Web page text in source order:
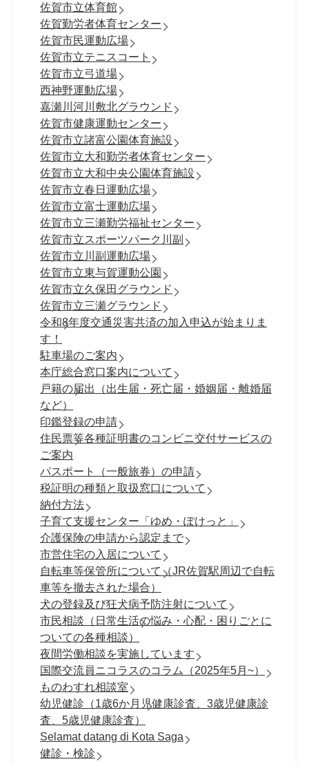
佐賀市立体育館
佐賀勤労者体育センター
佐賀市民運動広場
佐賀市立テニスコート
佐賀市立弓道場
西神野運動広場
嘉瀬川河川敷北グラウンド
佐賀市健康運動センター
佐賀市立諸富公園体育施設
佐賀市立大和勤労者体育センター
佐賀市立大和中央公園体育施設
佐賀市立春日運動広場
佐賀市立富士運動広場
佐賀市立三瀬勤労福祉センター
佐賀市立スポーツパーク川副
佐賀市立川副運動広場
佐賀市立東与賀運動公園
佐賀市立久保田グラウンド
佐賀市立三瀬グラウンド
令和8年度交通災害共済の加入申込が始まりま
す！
駐車場のご案内
本庁総合窓口案内について
戸籍の届出（出生届・死亡届・婚姻届・離婚届
など）
印鑑登録の申請
住民票等各種証明書のコンビニ交付サービスの
ご案内
パスポート（一般旅券）の申請
税証明の種類と取扱窓口について
納付方法
子育て支援センター「ゆめ・ぽけっと」
介護保険の申請から認定まで
市営住宅の入居について
自転車等保管所について（JR佐賀駅周辺で自転
車等を撤去された場合）
犬の登録及び狂犬病予防注射について
市民相談（日常生活の悩み・心配・困りごとに
ついての各種相談）
夜間労働相談を実施しています
国際交流員ニコラスのコラム（2025年5月~）
ものわすれ相談室
幼児健診（1歳6か月児健康診査、3歳児健康診
査、5歳児健康診査）
Selamat datang di Kota Saga
健診・検診